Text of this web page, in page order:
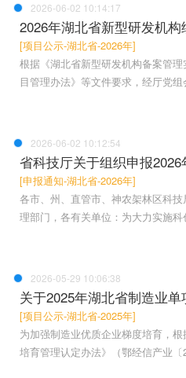
2026-06-02 10:14:17
2026年湖北省新型研发机
[项目公示-湖北省-2026年]
根据《湖北省新型研发机构备案管
目管理办法》等文件要求，经厅党
2026-06-02 10:12:54
省科技厅关于组织申报
[申报通知-湖北省-2026年]
各市、州、直管市、神农架林区科
理部门，各有关单位：为大力实施
2026-05-29 10:06:38
关于2025年湖北省制造业
[项目公示-湖北省-2025年]
为加强制造业优质企业梯度培育，
培育管理认定办法》（鄂经信产业